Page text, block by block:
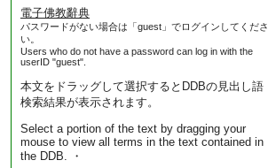
電子佛教辭典
パスワードがない場合は「guest」でログインしてくださ
い。
Users who do not have a password can log in with the
userID "guest".
本文をドラッグして選択するとDDBの見出し語
検索結果が表示されます。
Select a portion of the text by dragging your
mouse to view all terms in the text contained in
the DDB. ・